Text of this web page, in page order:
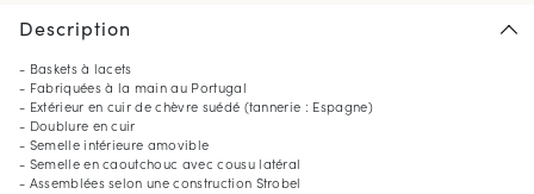
Description
- Baskets à lacets
- Fabriquées à la main au Portugal
- Extérieur en cuir de chèvre suédé (tannerie : Espagne)
- Doublure en cuir
- Semelle intérieure amovible
- Semelle en caoutchouc avec cousu latéral
- Assemblées selon une construction Strobel